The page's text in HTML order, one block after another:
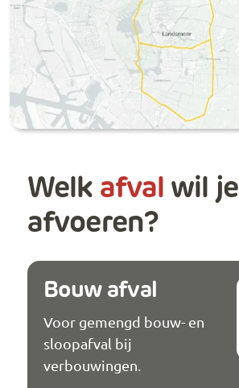
Welk afval wil je
afvoeren?
Bouw afval
Voor gemengd bouw- en
sloopafval bij
verbouwingen.